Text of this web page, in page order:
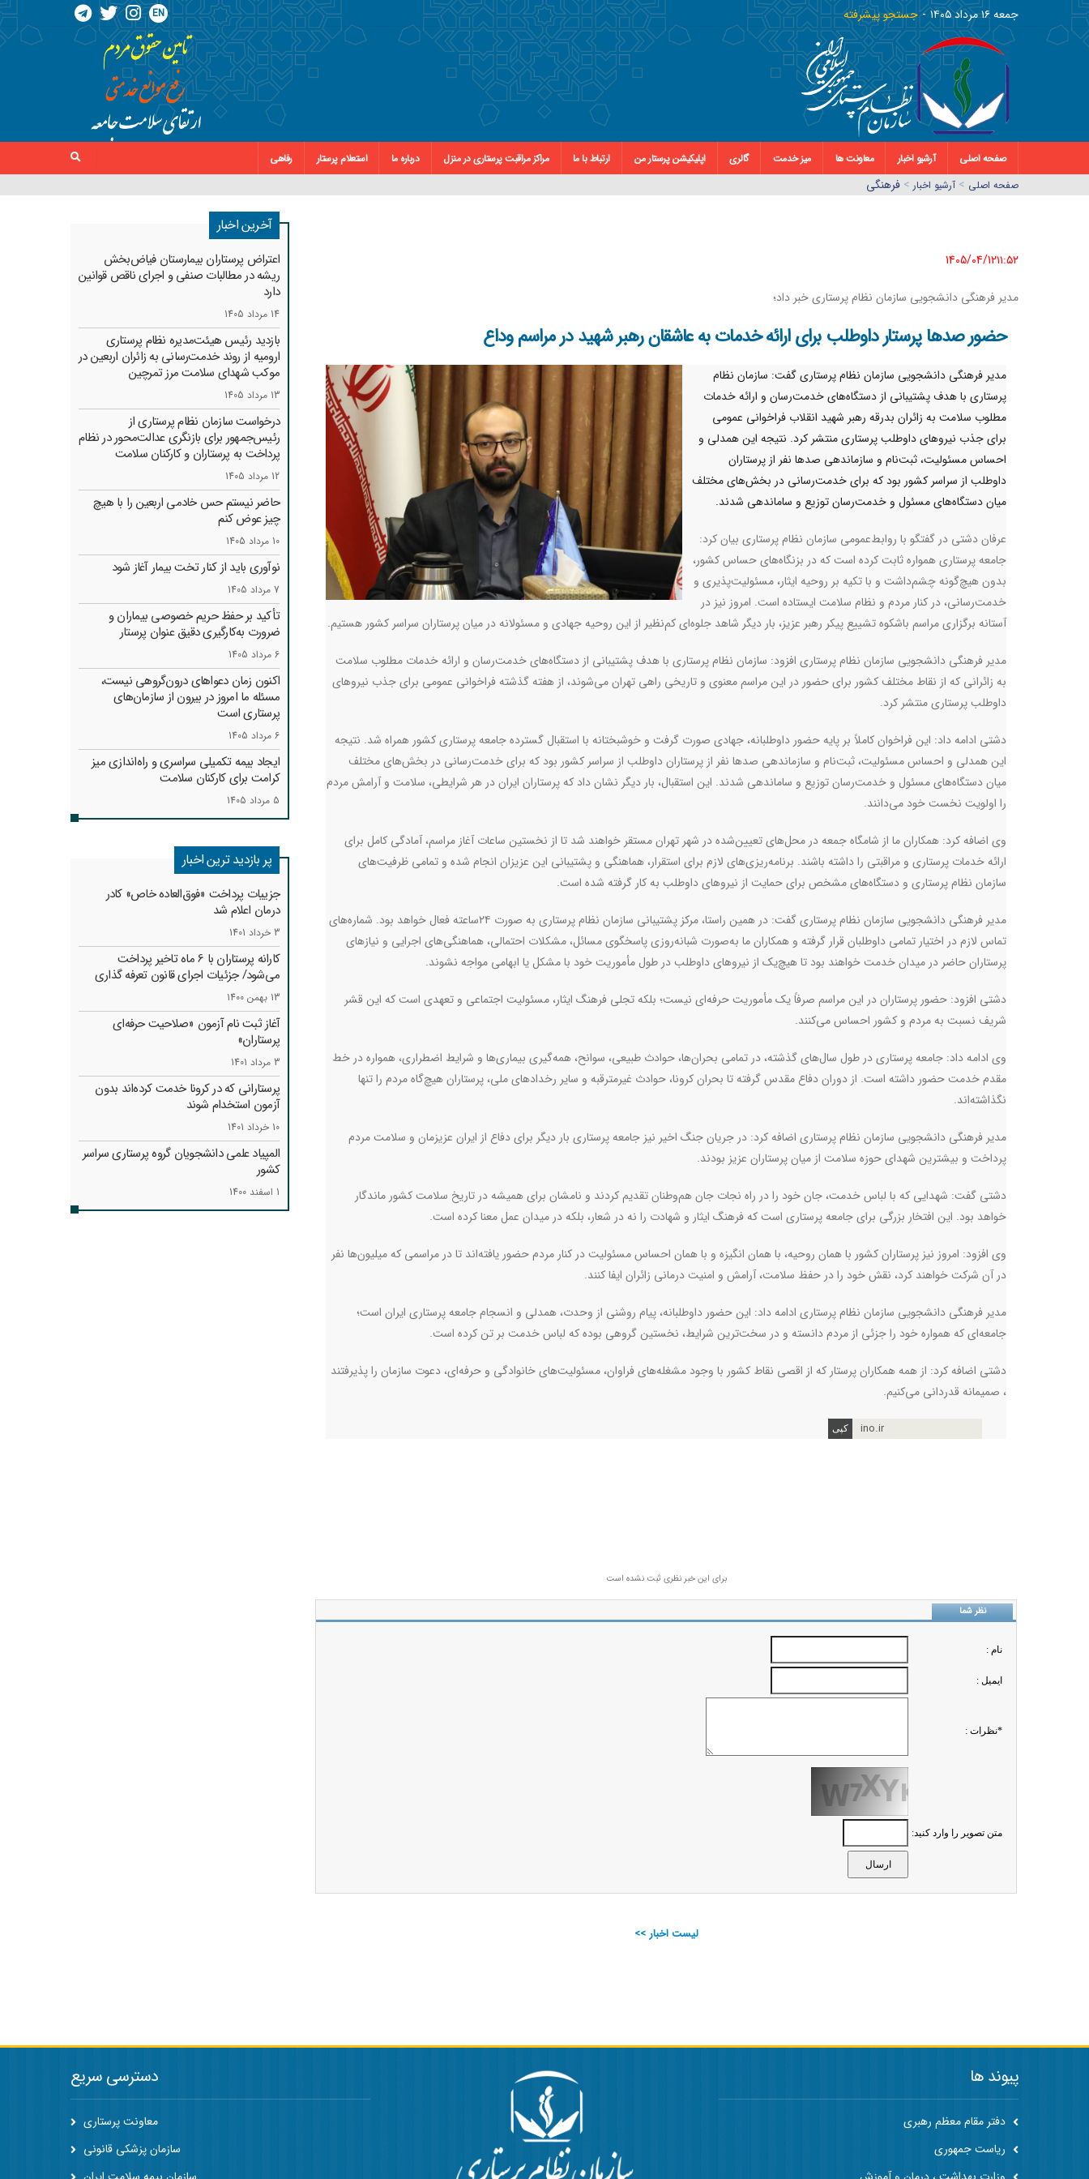
جمعه ١٦ مرداد ١٤٠٥ جستجو پیشرفته EN
صفحه اصلی آرشیو اخبار معاونت ها میز خدمت گالری اپلیکیشن پرستار من ارتباط با ما مراکز مراقبت پرستاری در منزل درباره ما استعلام پرستار
رفاهی
صفحه اصلي > آرشیو اخبار > فرهنگی
1405/04/12١١:٥٢
مدیر فرهنگی دانشجویی سازمان نظام پرستاری خبر داد؛
حضور صدها پرستار داوطلب برای ارائه خدمات به عاشقان رهبر شهید در مراسم وداع
مدیر فرهنگی دانشجویی سازمان نظام پرستاری گفت: سازمان نظام
پرستاری با هدف پشتیبانی از دستگاه‌های خدمت‌رسان و ارائه خدمات
مطلوب سلامت به زائران بدرقه رهبر شهید انقلاب فراخوانی عمومی
برای جذب نیروهای داوطلب پرستاری منتشر کرد. نتیجه این همدلی و
احساس مسئولیت، ثبت‌نام و سازماندهی صدها نفر از پرستاران
داوطلب از سراسر کشور بود که برای خدمت‌رسانی در بخش‌های مختلف
میان دستگاه‌های مسئول و خدمت‌رسان توزیع و ساماندهی شدند.
عرفان دشتی در گفتگو با روابط‌عمومی سازمان نظام پرستاری بیان کرد:
جامعه پرستاری همواره ثابت کرده است که در بزنگاه‌های حساس کشور،
بدون هیچ‌گونه چشم‌داشت و با تکیه بر روحیه ایثار، مسئولیت‌پذیری و
خدمت‌رسانی، در کنار مردم و نظام سلامت ایستاده است. امروز نیز در
آستانه برگزاری مراسم باشکوه تشییع پیکر رهبر عزیز، بار دیگر شاهد جلوه‌ای کم‌نظیر از این روحیه جهادی و مسئولانه در میان پرستاران سراسر کشور هستیم.
مدیر فرهنگی دانشجویی سازمان نظام پرستاری افزود: سازمان نظام پرستاری با هدف پشتیبانی از دستگاه‌های خدمت‌رسان و ارائه خدمات مطلوب سلامت
به زائرانی که از نقاط مختلف کشور برای حضور در این مراسم معنوی و تاریخی راهی تهران می‌شوند، از هفته گذشته فراخوانی عمومی برای جذب نیروهای
داوطلب پرستاری منتشر کرد.
دشتی ادامه داد: این فراخوان کاملاً بر پایه حضور داوطلبانه، جهادی صورت گرفت و خوشبختانه با استقبال گسترده جامعه پرستاری کشور همراه شد. نتیجه
این همدلی و احساس مسئولیت، ثبت‌نام و سازماندهی صدها نفر از پرستاران داوطلب از سراسر کشور بود که برای خدمت‌رسانی در بخش‌های مختلف
میان دستگاه‌های مسئول و خدمت‌رسان توزیع و ساماندهی شدند. این استقبال، بار دیگر نشان داد که پرستاران ایران در هر شرایطی، سلامت و آرامش مردم
را اولویت نخست خود می‌دانند.
وی اضافه کرد: همکاران ما از شامگاه جمعه در محل‌های تعیین‌شده در شهر تهران مستقر خواهند شد تا از نخستین ساعات آغاز مراسم، آمادگی کامل برای
ارائه خدمات پرستاری و مراقبتی را داشته باشند. برنامه‌ریزی‌های لازم برای استقرار، هماهنگی و پشتیبانی این عزیزان انجام شده و تمامی ظرفیت‌های
سازمان نظام پرستاری و دستگاه‌های مشخص برای حمایت از نیروهای داوطلب به کار گرفته شده است.
مدیر فرهنگی دانشجویی سازمان نظام پرستاری گفت: در همین راستا، مرکز پشتیبانی سازمان نظام پرستاری به صورت ۲۴ساعته فعال خواهد بود. شماره‌های
تماس لازم در اختیار تمامی داوطلبان قرار گرفته و همکاران ما به‌صورت شبانه‌روزی پاسخگوی مسائل، مشکلات احتمالی، هماهنگی‌های اجرایی و نیازهای
پرستاران حاضر در میدان خدمت خواهند بود تا هیچ‌یک از نیروهای داوطلب در طول مأموریت خود با مشکل یا ابهامی مواجه نشوند.
دشتی افزود: حضور پرستاران در این مراسم صرفاً یک مأموریت حرفه‌ای نیست؛ بلکه تجلی فرهنگ ایثار، مسئولیت اجتماعی و تعهدی است که این قشر
شریف نسبت به مردم و کشور احساس می‌کنند.
وی ادامه داد: جامعه پرستاری در طول سال‌های گذشته، در تمامی بحران‌ها، حوادث طبیعی، سوانح، همه‌گیری بیماری‌ها و شرایط اضطراری، همواره در خط
مقدم خدمت حضور داشته است. از دوران دفاع مقدس گرفته تا بحران کرونا، حوادث غیرمترقبه و سایر رخدادهای ملی، پرستاران هیچ‌گاه مردم را تنها
نگذاشته‌اند.
مدیر فرهنگی دانشجویی سازمان نظام پرستاری اضافه کرد: در جریان جنگ اخیر نیز جامعه پرستاری بار دیگر برای دفاع از ایران عزیزمان و سلامت مردم
پرداخت و بیشترین شهدای حوزه سلامت از میان پرستاران عزیز بودند.
دشتی گفت: شهدایی که با لباس خدمت، جان خود را در راه نجات جان هم‌وطنان تقدیم کردند و نامشان برای همیشه در تاریخ سلامت کشور ماندگار
خواهد بود. این افتخار بزرگی برای جامعه پرستاری است که فرهنگ ایثار و شهادت را نه در شعار، بلکه در میدان عمل معنا کرده است.
وی افزود: امروز نیز پرستاران کشور با همان روحیه، با همان انگیزه و با همان احساس مسئولیت در کنار مردم حضور یافته‌اند تا در مراسمی که میلیون‌ها نفر
در آن شرکت خواهند کرد، نقش خود را در حفظ سلامت، آرامش و امنیت درمانی زائران ایفا کنند.
مدیر فرهنگی دانشجویی سازمان نظام پرستاری ادامه داد: این حضور داوطلبانه، پیام روشنی از وحدت، همدلی و انسجام جامعه پرستاری ایران است؛
جامعه‌ای که همواره خود را جزئی از مردم دانسته و در سخت‌ترین شرایط، نخستین گروهی بوده که لباس خدمت بر تن کرده است.
دشتی اضافه کرد: از همه همکاران پرستار که از اقصی نقاط کشور با وجود مشغله‌های فراوان، مسئولیت‌های خانوادگی و حرفه‌ای، دعوت سازمان را پذیرفتند
، صمیمانه قدردانی می‌کنیم.
ino.ir
برای این خبر نظری ثبت نشده است
نظر شما
نام :
ايميل :
*نظرات :
متن تصویر را وارد کنید:
لیست اخبار >>
آخرین اخبار
اعتراض پرستاران بیمارستان فیاض‌بخش
ریشه در مطالبات صنفی و اجرای ناقص قوانین
دارد
14 مرداد 1405
بازدید رئیس هیئت‌مدیره نظام پرستاری
ارومیه از روند خدمت‌رسانی به زائران اربعین در
موکب شهدای سلامت مرز تمرچین
13 مرداد 1405
درخواست سازمان نظام پرستاری از
رئیس‌جمهور برای بازنگری عدالت‌محور در نظام
پرداخت به پرستاران و کارکنان سلامت
12 مرداد 1405
حاضر نیستم حس خادمی اربعین را با هیچ
چیز عوض کنم
10 مرداد 1405
نوآوری باید از کنار تخت بیمار آغاز شود
7 مرداد 1405
تأکید بر حفظ حریم خصوصی بیماران و
ضرورت به‌کارگیری دقیق عنوان پرستار
6 مرداد 1405
اکنون زمان دعواهای درون‌گروهی نیست،
مسئله ما امروز در بیرون از سازمان‌های
پرستاری است
6 مرداد 1405
ایجاد بیمه تکمیلی سراسری و راه‌اندازی میز
کرامت برای کارکنان سلامت
5 مرداد 1405
پر بازدید ترین اخبار
جزییات پرداخت «فوق‌العاده خاص» کادر
درمان اعلام شد
3 خرداد 1401
کارانه‌ پرستاران با 6 ماه تاخیر پرداخت
می‌شود/ جزئیات اجرای قانون تعرفه گذاری
13 بهمن 1400
آغاز ثبت نام آزمون «صلاحیت حرفه‌ای
پرستاران»
3 مرداد 1401
پرستارانی که در کرونا خدمت کرد‌ه‌اند بدون
آزمون استخدام شوند
10 خرداد 1401
المپیاد علمی دانشجویان گروه پرستاری سراسر
کشور
1 اسفند 1400
پیوند ها
دفتر مقام معظم رهبری
ریاست جمهوری
دسترسی سریع
معاونت پرستاری
سازمان پزشکی قانونی